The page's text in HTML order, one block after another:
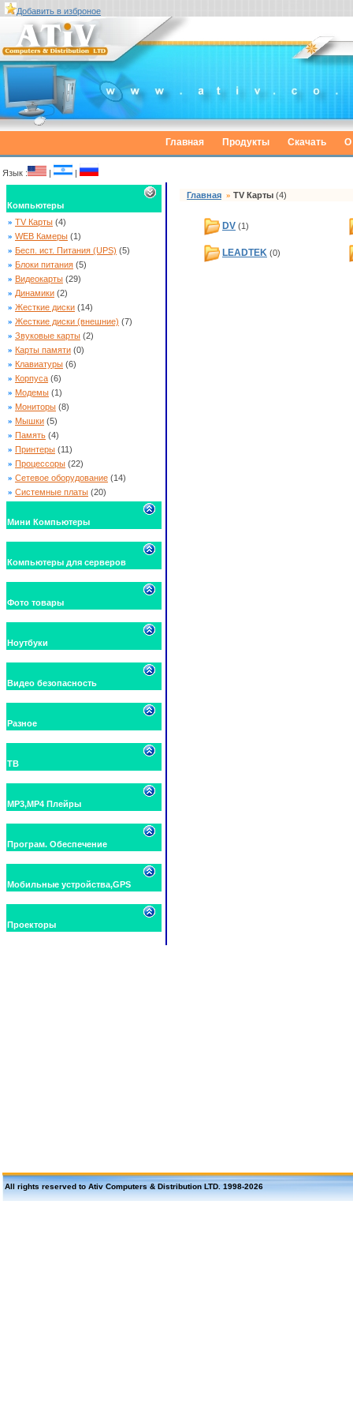
Добавить в изброное
Главная Продукты Скачать О
Язык : | |
Компьютеры
» TV Карты (4)
» WEB Камеры (1)
» Бесп. ист. Питания (UPS) (5)
» Блоки питания (5)
» Видеокарты (29)
» Динамики (2)
» Жесткие диски (14)
» Жесткие диски (внешние) (7)
» Звуковые карты (2)
» Карты памяти (0)
» Клавиатуры (6)
» Корпуса (6)
» Модемы (1)
» Мониторы (8)
» Мышки (5)
» Память (4)
» Принтеры (11)
» Процессоры (22)
» Сетевое оборудование (14)
» Системные платы (20)
Мини Компьютеры
Компьютеры для серверов
Фото товары
Ноутбуки
Видео безопасность
Разное
ТВ
MP3,MP4 Плейры
Програм. Обеспечение
Мобильные устройства,GPS
Проекторы
Главная » TV Карты (4)
DV (1)
LEADTEK (0)
All rights reserved to Ativ Computers & Distribution LTD. 1998-2026